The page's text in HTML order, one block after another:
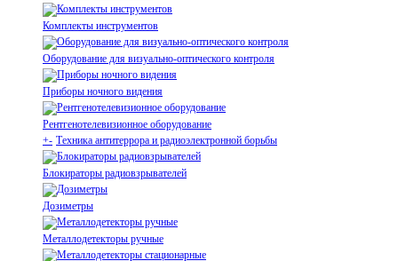
Комплекты инструментов
Оборудование для визуально-оптического контроля
Приборы ночного видения
Рентгенотелевизионное оборудование
+- Техника антитеррора и радиоэлектронной борьбы
Блокираторы радиовзрывателей
Дозиметры
Металлодетекторы ручные